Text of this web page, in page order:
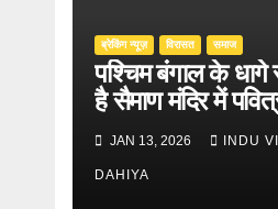
ब्रेकिंग न्यूज़ ‍‍विरासत समाज
पश्चिम बंगाल के धागे
है सैमाण मंदिर में
JAN 13, 2026 INDU
DAHIYA